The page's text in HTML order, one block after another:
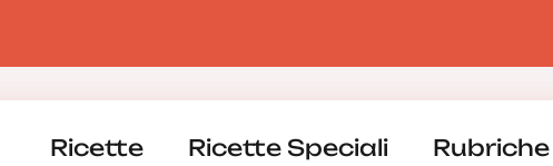
Ricette Ricette Speciali Rubriche